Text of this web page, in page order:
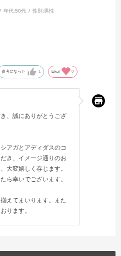
年代:50代 性別:男性
参考になった 1 Like! 0
、誠にありがとうござ
アガとアディダスのコ
き、イメージ通りのお
大変嬉しく存じます。
ら幸いでございます。
えてまいります。また
ります。